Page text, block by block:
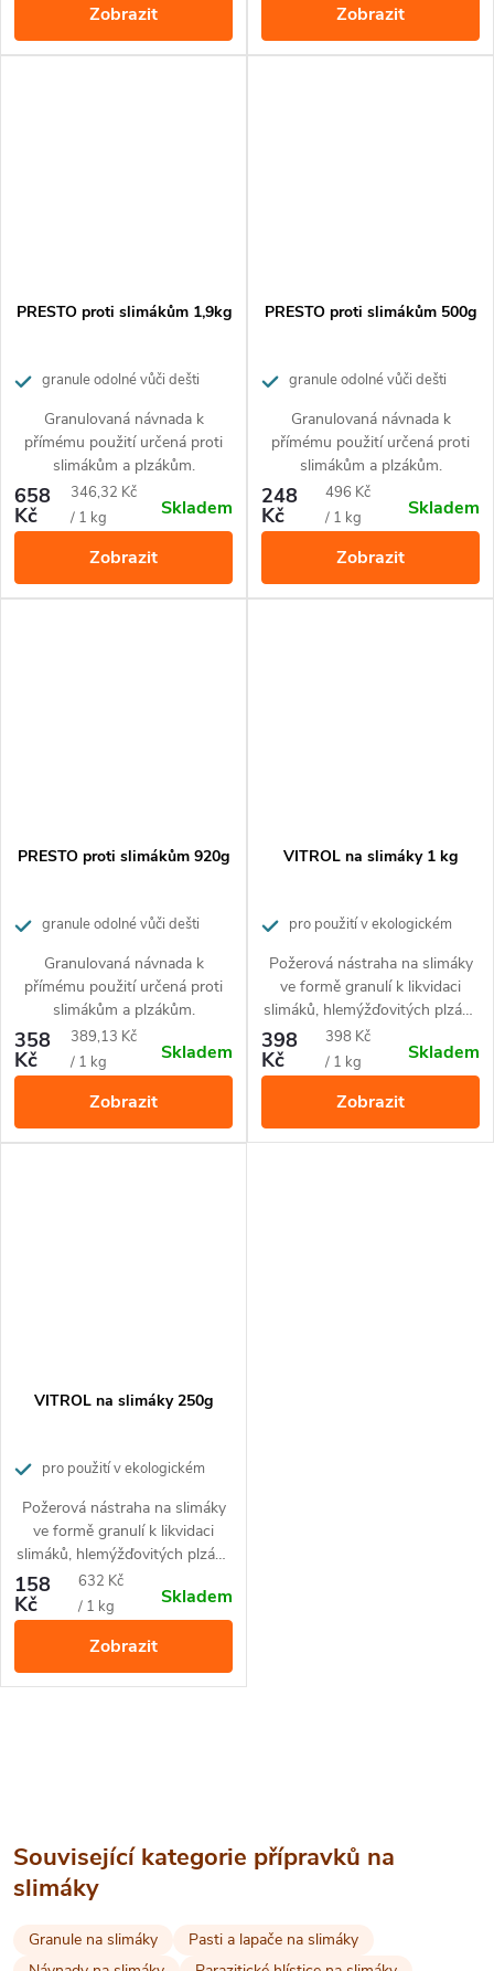
dalších kroků. Přípravek má
téměř okamžitý likvidační efekt
po kontaktu či pozření
Zobrazit
opravdu dlouhou dobu. Na plže
působí při kontaktu a při
pozření.
Zobrazit
PRESTO proti slimákům 1,9kg
granule odolné vůči dešti
Granulovaná návnada k
přímému použití určená proti
slimákům a plzákům.
658
Kč
Měrná
cena:
346,32 Kč
/ 1 kg
Skladem
Zobrazit
PRESTO proti slimákům 500g
granule odolné vůči dešti
Granulovaná návnada k
přímému použití určená proti
slimákům a plzákům.
248
Kč
Měrná
cena:
496 Kč
/ 1 kg
Skladem
Zobrazit
PRESTO proti slimákům 920g
granule odolné vůči dešti
Granulovaná návnada k
přímému použití určená proti
slimákům a plzákům.
358
Kč
Měrná
cena:
389,13 Kč
/ 1 kg
Skladem
Zobrazit
VITROL na slimáky 1 kg
pro použití v ekologickém
Požerová nástraha na slimáky
ve formě granulí k likvidaci
slimáků, hlemýžďovitých plzáků
na zahradách a sklenících.
Bezpečné pro použití při
přítomnosti domácích mazlíčků,
ptáků a ježků.
398
Kč
Měrná
cena:
398 Kč
/ 1 kg
Skladem
Zobrazit
VITROL na slimáky 250g
pro použití v ekologickém
Požerová nástraha na slimáky
ve formě granulí k likvidaci
slimáků, hlemýžďovitých plzáků
na zahradách a sklenících.
Bezpečné pro použití při
přítomnosti domácích mazlíčků,
ptáků a ježků.
158
Kč
Měrná
cena:
632 Kč
/ 1 kg
Skladem
Zobrazit
l
á
d
Související kategorie přípravků na
slimáky
Granule na slimáky
Pasti a lapače na slimáky